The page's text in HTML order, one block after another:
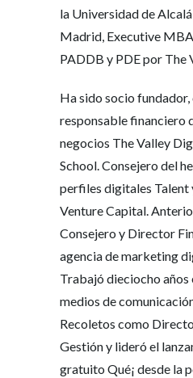
la Universidad de
Madrid, Executive MBA
PADDB y PDE por The
Ha sido socio
responsable financiero
negocios The Valley
School. Consejero del
perfiles digitales Talent
Venture Capital.
Consejero y Director
agencia de marketing
Trabajó dieciocho años
medios de
Recoletos como
Gestión y lideró el
gratuito Qué¡ desde la